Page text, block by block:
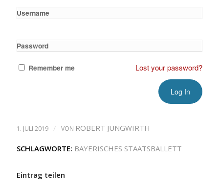
Username
Password
Remember me Lost your password?
1. JULI 2019 / VON ROBERT JUNGWIRTH
SCHLAGWORTE: BAYERISCHES STAATSBALLETT
Eintrag teilen